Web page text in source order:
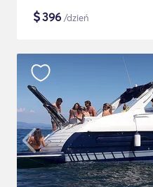
$396 /dzień